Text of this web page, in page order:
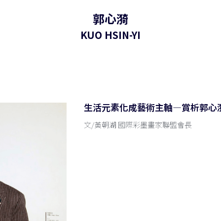
郭心漪
KUO HSIN-YI
生活元素化成藝術主軸—賞析郭心
文/黃朝湖 國際彩墨畫家聯盟會長